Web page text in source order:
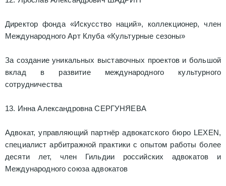
Директор фонда «Искусство наций», коллекционер, член
Международного Арт Клуба «Культурные сезоны»
За создание уникальных выставочных проектов и большой
вклад в развитие международного культурного
сотрудничества
13. Инна Александровна СЕРГУНЯЕВА
Адвокат, управляющий партнёр адвокатского бюро LEXEN,
специалист арбитражной практики с опытом работы более
десяти лет, член Гильдии российских адвокатов и
Международного союза адвокатов